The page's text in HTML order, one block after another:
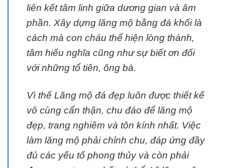
liên kết tâm linh giữa dương gian và âm
phần. Xây dựng lăng mộ bằng đá khối là
cách mà con cháu thể hiện lòng thành,
tâm hiếu nghĩa cũng như sự biết ơn đối
với những tổ tiên, ông bà.
Vì thế Lăng mộ đá đẹp luôn được thiết kế
vô cùng cẩn thận, chu đáo để lăng mộ
đẹp, trang nghiêm và tôn kính nhất. Việc
làm lăng mộ phải chỉnh chu, đáp ứng đầy
đủ các yếu tố phong thủy và còn phải